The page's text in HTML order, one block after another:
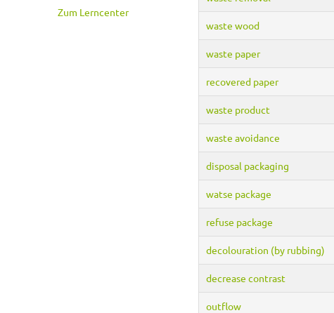
Zum Lerncenter
waste wood
waste paper
recovered paper
waste product
waste avoidance
disposal packaging
watse package
refuse package
decolouration (by rubbing)
decrease contrast
outflow